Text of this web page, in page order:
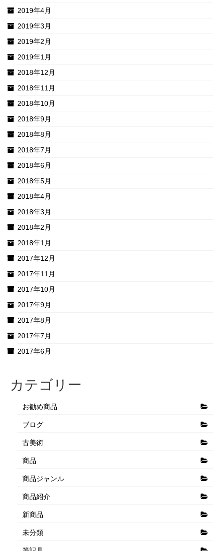
2019年4月
2019年3月
2019年2月
2019年1月
2018年12月
2018年11月
2018年10月
2018年9月
2018年8月
2018年7月
2018年6月
2018年5月
2018年4月
2018年3月
2018年2月
2018年1月
2017年12月
2017年11月
2017年10月
2017年9月
2017年8月
2017年7月
2017年6月
カテゴリー
お勧め商品
ブログ
古美術
商品
商品ジャンル
商品紹介
新商品
未分類